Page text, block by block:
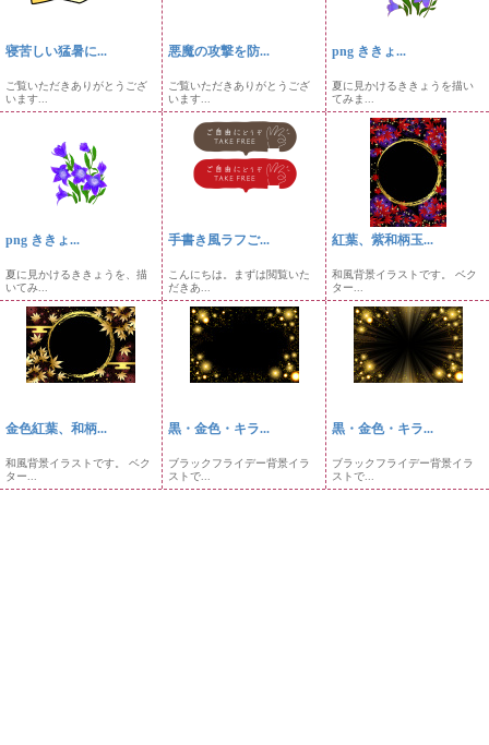
寝苦しい猛暑に...
ご覧いただきありがとうござ
います...
悪魔の攻撃を防...
ご覧いただきありがとうござ
います...
png ききょ...
夏に見かけるききょうを描い
てみま...
png ききょ...
夏に見かけるききょうを、描
いてみ...
手書き風ラフご...
こんにちは。まずは閲覧いた
だきあ...
紅葉、紫和柄玉...
和風背景イラストです。 ベク
ター...
金色紅葉、和柄...
和風背景イラストです。 ベク
ター...
黒・金色・キラ...
ブラックフライデー背景イラ
ストで...
黒・金色・キラ...
ブラックフライデー背景イラ
ストで...